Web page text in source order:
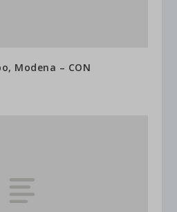
Modena – CON